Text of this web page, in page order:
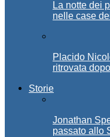
La notte dei
nelle case
Placido
ritrovata
Storie
Jonathan
passato allo